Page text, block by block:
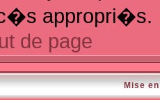
appropri�s.
de page
Mise